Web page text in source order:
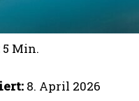
5 Min.
8. April 2026